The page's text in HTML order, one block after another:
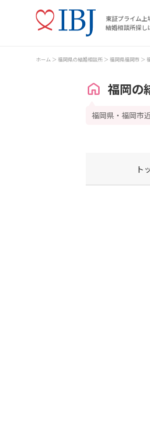
東証プライム上
結婚相談所探し
ホーム 福岡県の結婚相談所 福岡県福岡市
福岡の
福岡県・福岡市
ト